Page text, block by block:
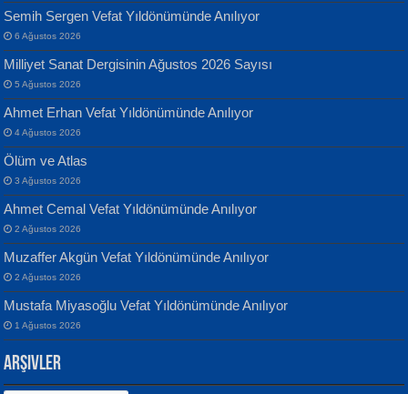
ATİLLA ÖZEN
Sultan Olmadan Önce Eyüp...
EKREM KARABABA
Yaralı Şiir...
Banu Sancak
Defterimden İçeri...
İsmail Aydos
İnkisar...
Semih Sergen Vefat Yıldönümünde Anılıyor
6 Ağustos 2026
Milliyet Sanat Dergisinin Ağustos 2026 Sayısı
5 Ağustos 2026
Ahmet Erhan Vefat Yıldönümünde Anılıyor
4 Ağustos 2026
Ölüm ve Atlas
3 Ağustos 2026
Ahmet Cemal Vefat Yıldönümünde Anılıyor
2 Ağustos 2026
Muzaffer Akgün Vefat Yıldönümünde Anılıyor
2 Ağustos 2026
Mustafa Miyasoğlu Vefat Yıldönümünde Anılıyor
1 Ağustos 2026
Arşivler